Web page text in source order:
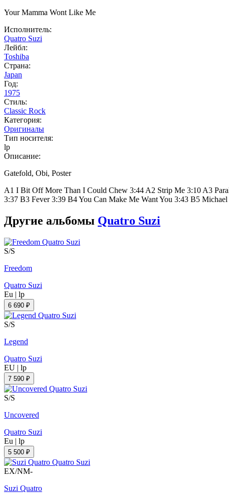
Your Mamma Wont Like Me
Исполнитель:
Quatro Suzi
Лейбл:
Toshiba
Страна:
Japan
Год:
1975
Стиль:
Classic Rock
Категория:
Оригиналы
Тип носителя:
lp
Описание:
Gatefold, Obi, Poster
A1 I Bit Off More Than I Could Chew 3:44 A2 Strip Me 3:10 A3
3:37 B3 Fever 3:39 B4 You Can Make Me Want You 3:43 B5 Michael
Другие альбомы Quatro Suzi
S/S
Freedom
Quatro Suzi
Eu | lp
6 690 ₽
S/S
Legend
Quatro Suzi
EU | lp
7 590 ₽
S/S
Uncovered
Quatro Suzi
Eu | lp
5 500 ₽
EX/NM-
Suzi Quatro